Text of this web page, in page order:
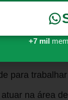
completo;
para início
para
na área
+7 mil